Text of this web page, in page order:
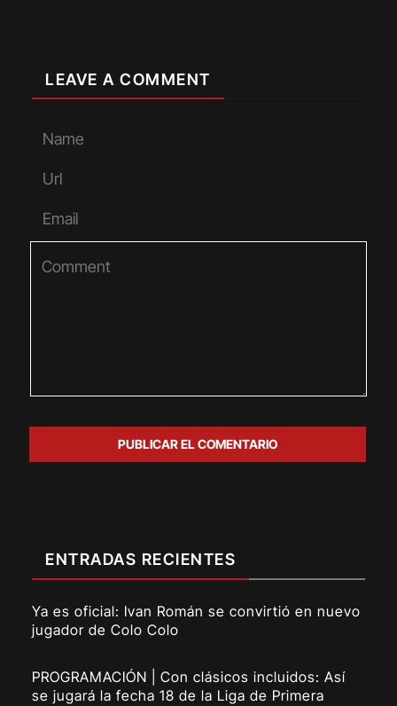
LEAVE A COMMENT
ENTRADAS RECIENTES
Ya es oficial: Ivan Román se convirtió en nuevo
jugador de Colo Colo
PROGRAMACIÓN | Con clásicos incluidos: Así
se jugará la fecha 18 de la Liga de Primera